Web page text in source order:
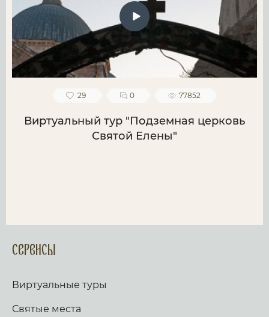
29 0 77852
Виртуальный тур "Подземная церковь
Святой Елены"
Сервисы
Виртуальные туры
Святые места